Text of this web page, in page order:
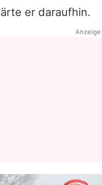
er daraufhin.
Anzeige